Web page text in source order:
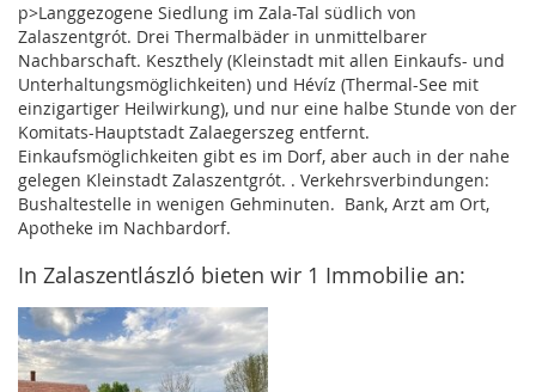
p>Langgezogene Siedlung im Zala-Tal südlich von
Zalaszentgrót. Drei Thermalbäder in unmittelbarer
Nachbarschaft. Keszthely (Kleinstadt mit allen Einkaufs- und
Unterhaltungsmöglichkeiten) und Hévíz (Thermal-See mit
einzigartiger Heilwirkung), und nur eine halbe Stunde von der
Komitats-Hauptstadt Zalaegerszeg entfernt.
Einkaufsmöglichkeiten gibt es im Dorf, aber auch in der nahe
gelegen Kleinstadt Zalaszentgrót. . Verkehrsverbindungen:
Bushaltestelle in wenigen Gehminuten. Bank, Arzt am Ort,
Apotheke im Nachbardorf.
In Zalaszentlászló bieten wir 1 Immobilie an: